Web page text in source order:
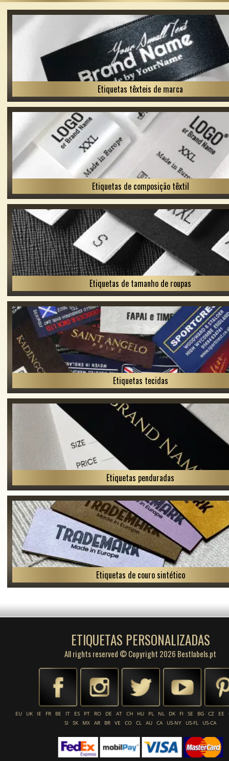
Etiquetas têxteis de marca
Etiquetas de composição têxtil
Etiquetas de tamanho de roupas
Etiquetas tecidas
Etiquetas penduradas
Etiquetas de couro sintético
ETIQUETAS PERSONALIZADAS
All rights reserved © Copyright 2026 Bestlabels.pt
EU UK IE FR BE IT ES PT RO DE AT CH HU PL NL DK FI SE BG CZ EE
SI
SK MX AR BR VE CO CL AU CA US-NY US-FL US-CA